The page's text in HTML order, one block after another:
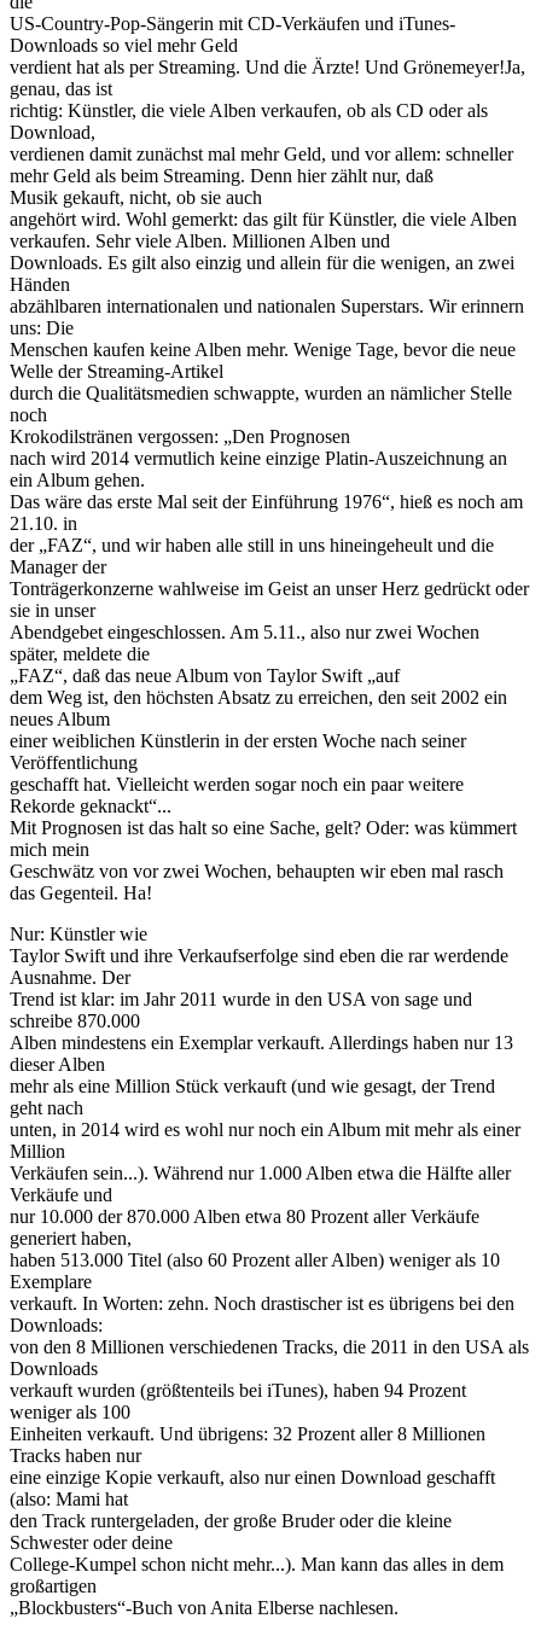
US-Country-Pop-Sängerin mit CD-Verkäufen und iTunes-
Downloads so viel mehr Geld
verdient hat als per Streaming. Und die Ärzte! Und Grönemeyer!Ja,
genau, das ist
richtig: Künstler, die viele Alben verkaufen, ob als CD oder als
Download,
verdienen damit zunächst mal mehr Geld, und vor allem: schneller
mehr Geld als beim Streaming. Denn hier zählt nur, daß
Musik gekauft, nicht, ob sie auch
angehört wird. Wohl gemerkt: das gilt für Künstler, die viele Alben
verkaufen. Sehr viele Alben. Millionen Alben und
Downloads. Es gilt also einzig und allein für die wenigen, an zwei
Händen
abzählbaren internationalen und nationalen Superstars. Wir erinnern
uns: Die
Menschen kaufen keine Alben mehr. Wenige Tage, bevor die neue
Welle der Streaming-Artikel
durch die Qualitätsmedien schwappte, wurden an nämlicher Stelle
noch
Krokodilstränen vergossen: „Den Prognosen
nach wird 2014 vermutlich keine einzige Platin-Auszeichnung an
ein Album gehen.
Das wäre das erste Mal seit der Einführung 1976“, hieß es noch am
21.10. in
der „FAZ“, und wir haben alle still in uns hineingeheult und die
Manager der
Tonträgerkonzerne wahlweise im Geist an unser Herz gedrückt oder
sie in unser
Abendgebet eingeschlossen. Am 5.11., also nur zwei Wochen
später, meldete die
„FAZ“, daß das neue Album von Taylor Swift „auf
dem Weg ist, den höchsten Absatz zu erreichen, den seit 2002 ein
neues Album
einer weiblichen Künstlerin in der ersten Woche nach seiner
Veröffentlichung
geschafft hat. Vielleicht werden sogar noch ein paar weitere
Rekorde geknackt“...
Mit Prognosen ist das halt so eine Sache, gelt? Oder: was kümmert
mich mein
Geschwätz von vor zwei Wochen, behaupten wir eben mal rasch
das Gegenteil. Ha!
Nur: Künstler wie
Taylor Swift und ihre Verkaufserfolge sind eben die rar werdende
Ausnahme. Der
Trend ist klar: im Jahr 2011 wurde in den USA von sage und
schreibe 870.000
Alben mindestens ein Exemplar verkauft. Allerdings haben nur 13
dieser Alben
mehr als eine Million Stück verkauft (und wie gesagt, der Trend
geht nach
unten, in 2014 wird es wohl nur noch ein Album mit mehr als einer
Million
Verkäufen sein...). Während nur 1.000 Alben etwa die Hälfte aller
Verkäufe und
nur 10.000 der 870.000 Alben etwa 80 Prozent aller Verkäufe
generiert haben,
haben 513.000 Titel (also 60 Prozent aller Alben) weniger als 10
Exemplare
verkauft. In Worten: zehn. Noch drastischer ist es übrigens bei den
Downloads:
von den 8 Millionen verschiedenen Tracks, die 2011 in den USA als
Downloads
verkauft wurden (größtenteils bei iTunes), haben 94 Prozent
weniger als 100
Einheiten verkauft. Und übrigens: 32 Prozent aller 8 Millionen
Tracks haben nur
eine einzige Kopie verkauft, also nur einen Download geschafft
(also: Mami hat
den Track runtergeladen, der große Bruder oder die kleine
Schwester oder deine
College-Kumpel schon nicht mehr...). Man kann das alles in dem
großartigen
„Blockbusters“-Buch von Anita Elberse nachlesen.